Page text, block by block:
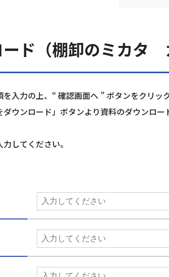
ド（棚卸のミカタ
入力の上、“ 確認画面へ ” ボタンをクリッ
ウンロード」ボタンより資料のダウンロー
してください。